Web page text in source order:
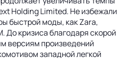
Holding Limited. Не избежали
быстрой моды, как Zara,
До кризиса благодаря скорой
версиям произведений
западной легкой